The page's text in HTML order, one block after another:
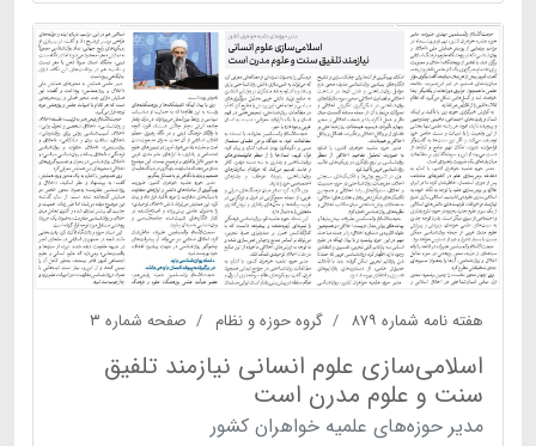
هفته نامه شماره ۸۷۹ گروه حوزه و نظام صفحه شماره ۳
اسلامی‌سازی علوم انسانی نیازمند تلفیق
سنت و علوم مدرن است
مدیر حوزه‌های علمیه خواهران کشور